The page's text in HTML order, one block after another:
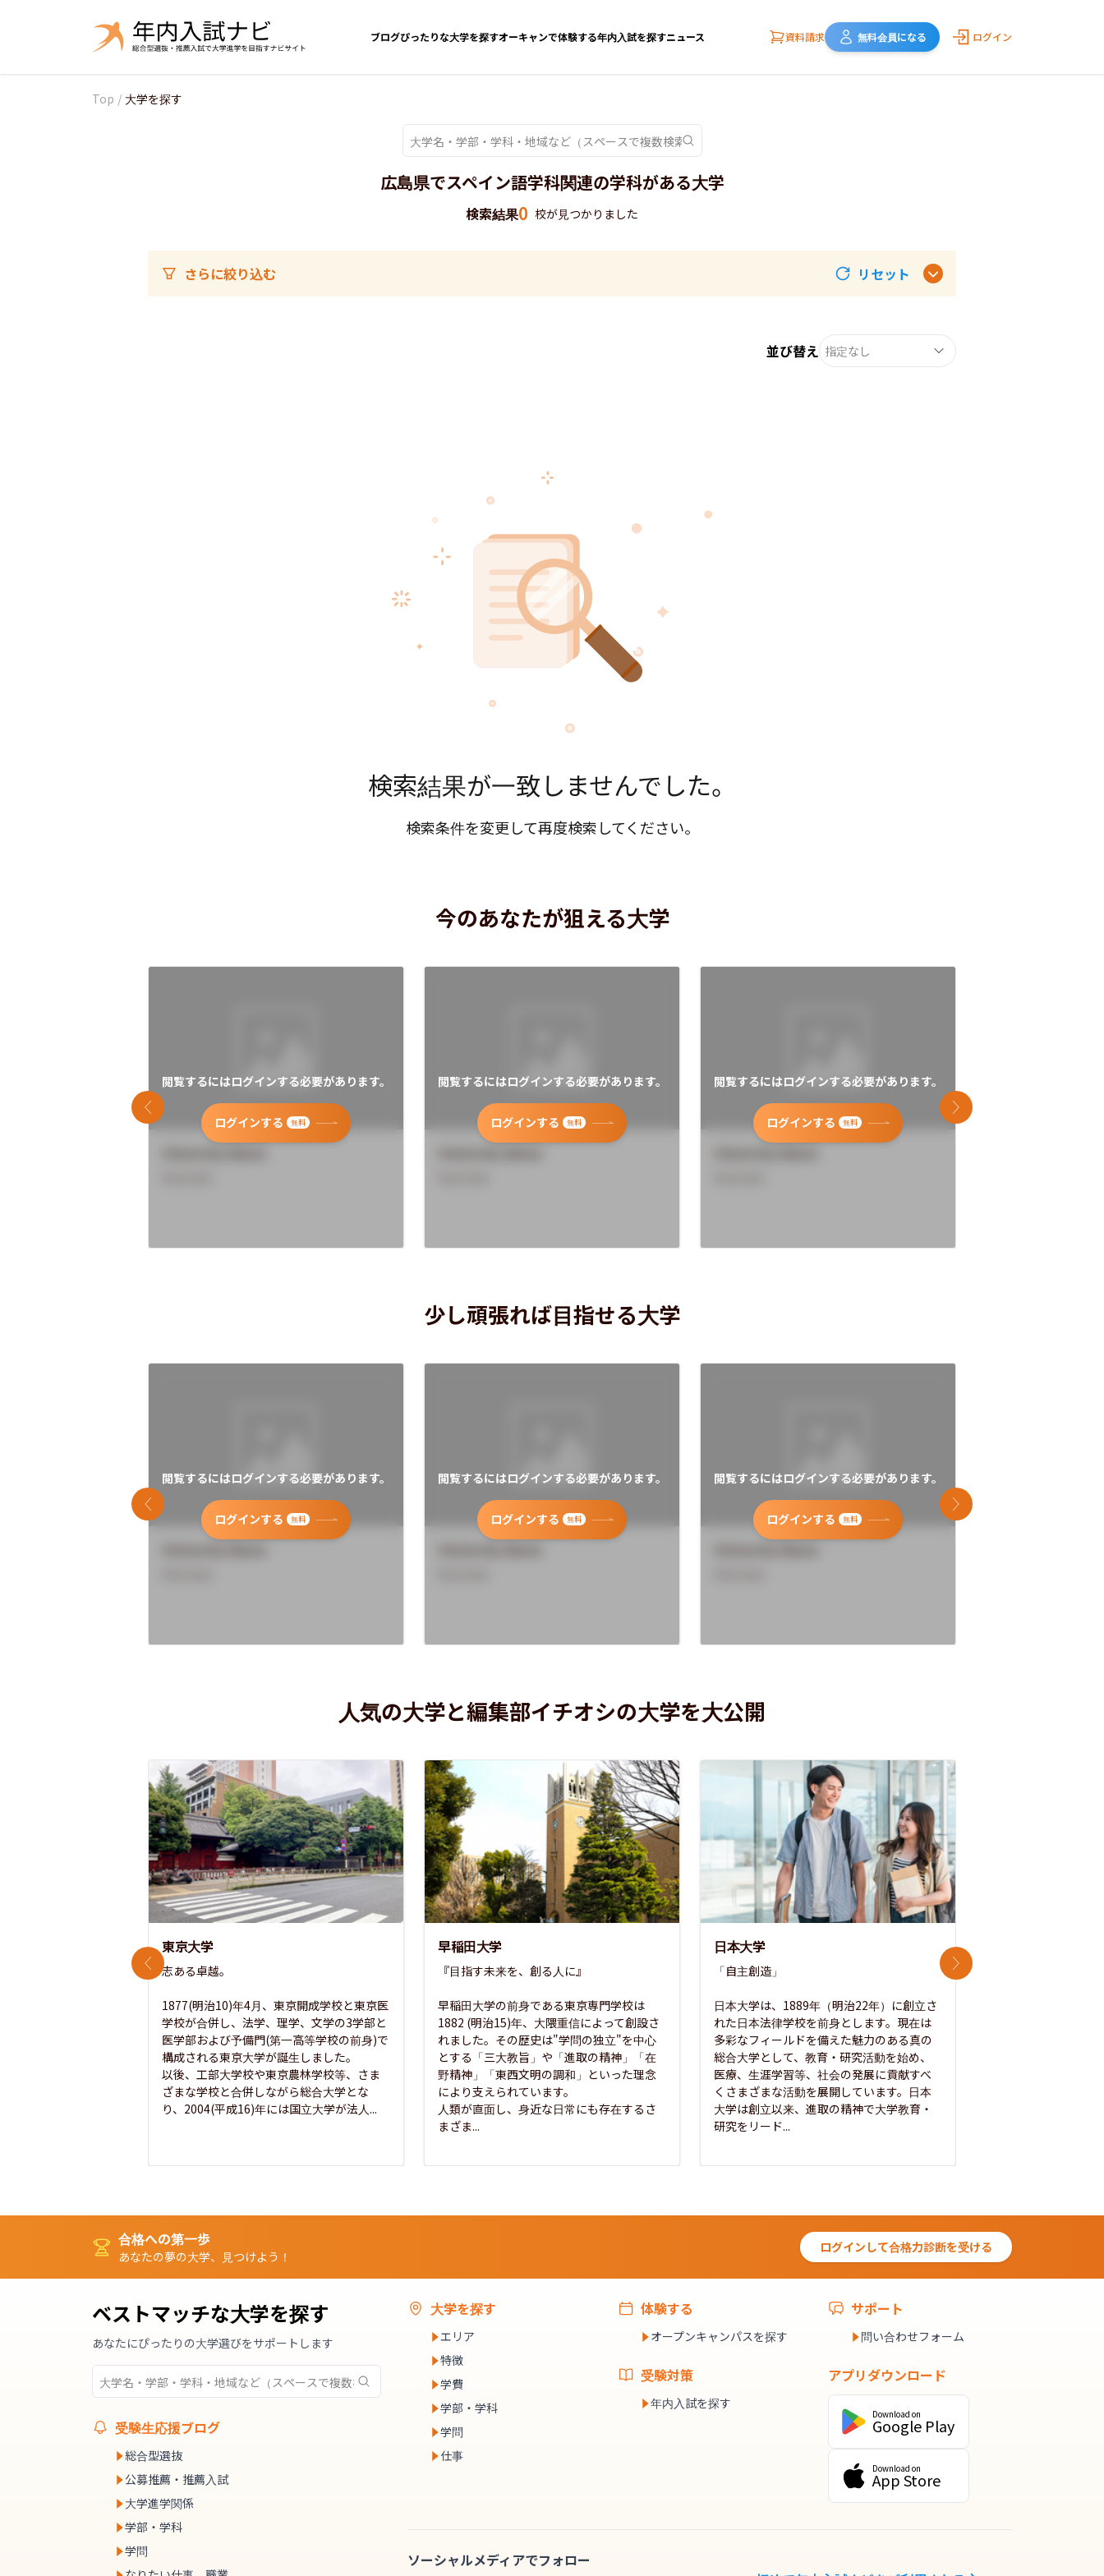
ブログぴったりな大学を探すオーキャンで体験する年内入試を探すニュース 資料請求 無料会員になる ログイン
Top / 大学を探す
広島県でスペイン語学科関連の学科がある大学
検索結果0 校が見つかりました
さらに絞り込む リセット
並び替え 指定なし
検索結果が一致しませんでした。
検索条件を変更して再度検索してください。
今のあなたが狙える大学
閲覧するにはログインする必要があります。
ログインする 無料
閲覧するにはログインする必要があります。
ログインする 無料
閲覧するにはログインする必要があります。
ログインする 無料
前のスライド 次のスライド
少し頑張れば目指せる大学
閲覧するにはログインする必要があります。
ログインする 無料
閲覧するにはログインする必要があります。
ログインする 無料
閲覧するにはログインする必要があります。
ログインする 無料
前のスライド 次のスライド
人気の大学と編集部イチオシの大学を大公開
東京大学
志ある卓越。
1877(明治10)年4月、東京開成学校と東京医
学校が合併し、法学、理学、文学の3学部と
医学部および予備門(第一高等学校の前身)で
構成される東京大学が誕生しました。
以後、工部大学校や東京農林学校等、さま
ざまな学校と合併しながら総合大学とな
り、2004(平成16)年には国立大学が法人...
早稲田大学
『目指す未来を、創る人に』
早稲田大学の前身である東京専門学校は
1882 (明治15)年、大隈重信によって創設さ
れました。その歴史は"学問の独立"を中心
とする「三大教旨」や「進取の精神」「在
野精神」「東西文明の調和」といった理念
により支えられています。
人類が直面し、身近な日常にも存在するさ
まざま...
日本大学
「自主創造」
日本大学は、1889年（明治22年）に創立さ
れた日本法律学校を前身とします。現在は
多彩なフィールドを備えた魅力のある真の
総合大学として、教育・研究活動を始め、
医療、生涯学習等、社会の発展に貢献すべ
くさまざまな活動を展開しています。日本
大学は創立以来、進取の精神で大学教育・
研究をリード...
前のスライド 次のスライド
合格への第一歩
あなたの夢の大学、見つけよう！
ログインして合格力診断を受ける
ベストマッチな大学を探す
あなたにぴったりの大学選びをサポートします
受験生応援ブログ
総合型選抜
公募推薦・推薦入試
大学進学関係
学部・学科
学問
大学を探す
エリア
特徴
学費
学部・学科
学問
仕事
体験する
オープンキャンパスを探す
受験対策
年内入試を探す
サポート
問い合わせフォーム
アプリダウンロード
Download on
Google Play
Download on
App Store
ソーシャルメディアでフォロー